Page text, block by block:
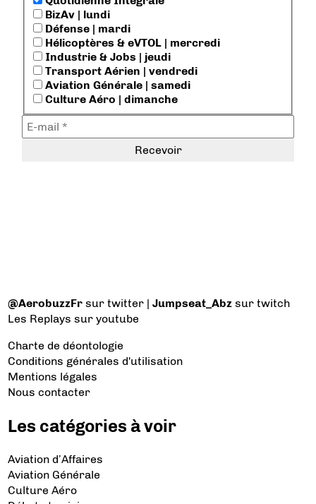
BizAv | lundi
Défense | mardi
Hélicoptères & eVTOL | mercredi
Industrie & Jobs | jeudi
Transport Aérien | vendredi
Aviation Générale | samedi
Culture Aéro | dimanche
@AerobuzzFr sur twitter |Jumpseat_Abz sur twitch
Les Replays sur youtube
Charte de déontologie
Conditions générales d'utilisation
Mentions légales
Nous contacter
Les catégories à voir
Aviation d’Affaires
Aviation Générale
Culture Aéro